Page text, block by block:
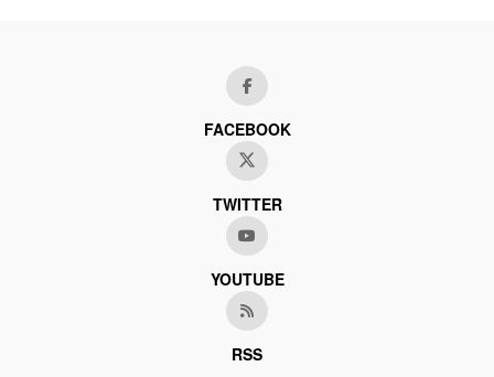
FACEBOOK
TWITTER
YOUTUBE
RSS